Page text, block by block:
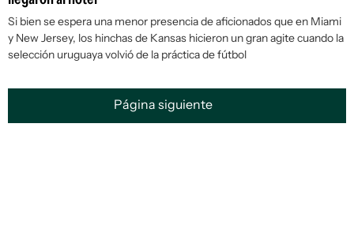
Si bien se espera una menor presencia de aficionados que en Miami
y New Jersey, los hinchas de Kansas hicieron un gran agite cuando la
selección uruguaya volvió de la práctica de fútbol
Página siguiente